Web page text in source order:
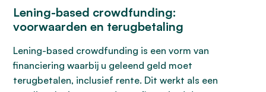
Lening-based crowdfunding:
voorwaarden en terugbetaling
Lening-based crowdfunding is een vorm van
financiering waarbij u geleend geld moet
terugbetalen, inclusief rente. Dit werkt als een